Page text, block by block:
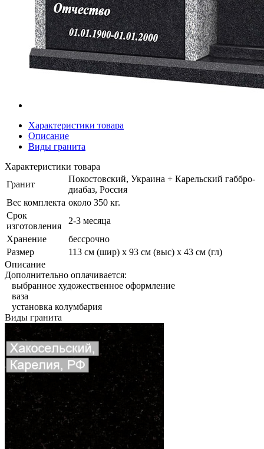
Характеристики товара
Описание
Виды гранита
Характеристики товара
Гранит
Покостовский, Украина + Карельский габбро-
диабаз, Россия
Вес комплекта около 350 кг.
Срок
изготовления
2-3 месяца
Хранение
бессрочно
Размер
113 см (шир) х 93 см (выс) х 43 см (гл)
Описание
Дополнительно оплачивается:
выбранное художественное оформление
ваза
установка колумбария
Виды гранита